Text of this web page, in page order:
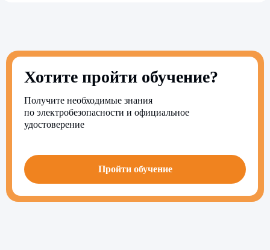
Хотите пройти обучение?
Получите необходимые знания
по электробезопасности и официальное
удостоверение
Пройти обучение